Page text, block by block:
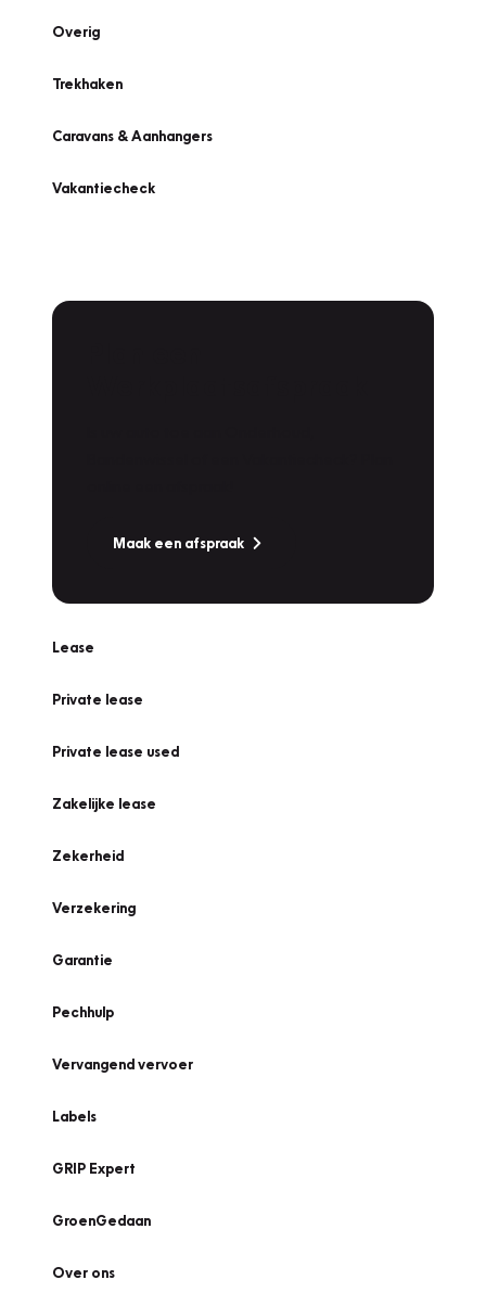
Overig
Trekhaken
Caravans & Aanhangers
Vakantiecheck
Maak een afspraak
Lease
Private lease
Private lease used
Zakelijke lease
Zekerheid
Verzekering
Garantie
Pechhulp
Vervangend vervoer
Labels
GRIP Expert
GroenGedaan
Over ons